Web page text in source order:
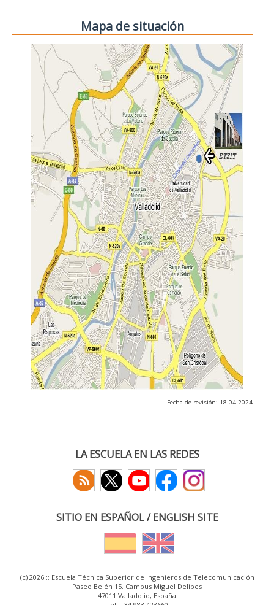
Mapa de situación
Fecha de revisión: 18-04-2024
LA ESCUELA EN LAS REDES
SITIO EN ESPAÑOL / ENGLISH SITE
(c) 2026 :: Escuela Técnica Superior de Ingenieros de Telecomunicación
Paseo Belén 15. Campus Miguel Delibes
47011 Valladolid, España